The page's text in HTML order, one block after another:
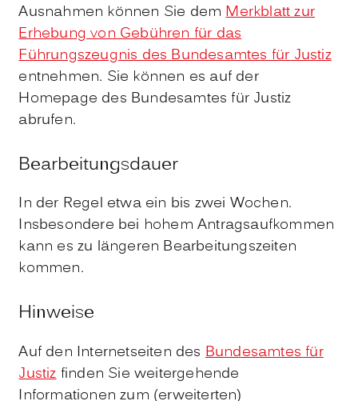
Ausnahmen können Sie demMerkblatt zur
Erhebung von Gebühren für das
Führungszeugnis des Bundesamtes für Justiz
entnehmen. Sie können es auf der
Homepage des Bundesamtes für Justiz
abrufen.
Bearbeitungsdauer
In der Regel etwa ein bis zwei Wochen.
Insbesondere bei hohem Antragsaufkommen
kann es zu längeren Bearbeitungszeiten
kommen.
Hinweise
Auf den Internetseiten desBundesamtes für
Justizfinden Sie weitergehende
Informationen zum (erweiterten)